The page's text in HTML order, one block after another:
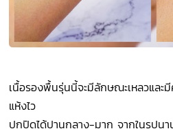
เนื้อรองพื้นรุ่นนี้จะมีลักษณะเหลวและ
แห้งไว
ปกปิดได้ปานกลาง-มาก จากในรูปนา